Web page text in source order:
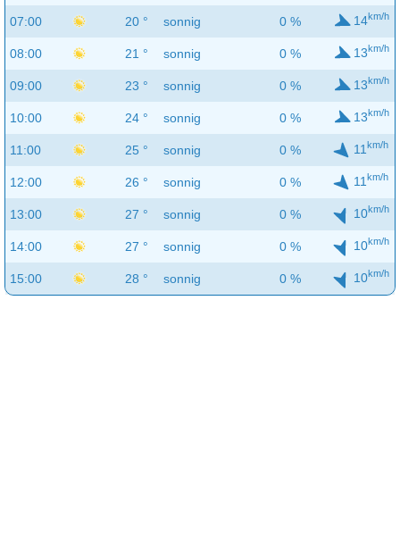
07:00 20 ° sonnig 0 % 14km/h
08:00 21 ° sonnig 0 % 13km/h
09:00 23 ° sonnig 0 % 13km/h
10:00 24 ° sonnig 0 % 13km/h
11:00 25 ° sonnig 0 % 11 km/h
12:00 26 ° sonnig 0 % 11 km/h
13:00 27 ° sonnig 0 % 10km/h
14:00 27 ° sonnig 0 % 10km/h
15:00 28 ° sonnig 0 % 10km/h